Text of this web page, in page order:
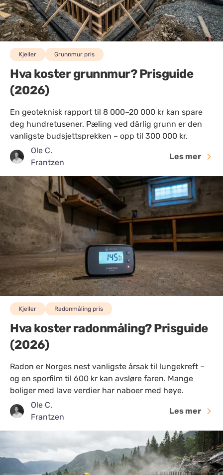
Kjeller Grunnmur pris
Hva koster grunnmur? Prisguide
(2026)
En geoteknisk rapport til 8 000–20 000 kr kan spare
deg hundretusener. Pæling ved dårlig grunn er den
vanligste budsjettsprekken – opp til 300 000 kr.
Ole C.
Frantzen
Les mer
Kjeller Radonmåling pris
Hva koster radonmåling? Prisguide
(2026)
Radon er Norges nest vanligste årsak til lungekreft –
og en sporfilm til 600 kr kan avsløre faren. Mange
boliger med lave verdier har naboer med høye.
Ole C.
Frantzen
Les mer